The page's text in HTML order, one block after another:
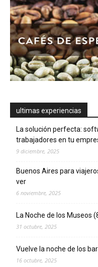
ultimas experiencias
La solución perfecta:
trabajadores en tu
9 diciembre, 2025
Buenos Aires para
ver
6 noviembre, 2025
La Noche de los Museos
31 octubre, 2025
Vuelve la noche de los
16 octubre, 2025